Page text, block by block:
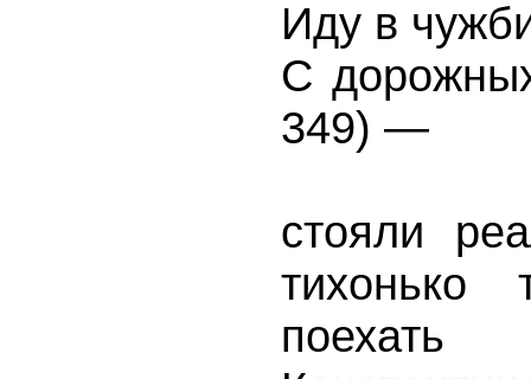
Иду в
С
349) —
стояли